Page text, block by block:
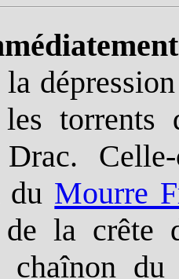
la
les
du Mourre
la crête
chaînon